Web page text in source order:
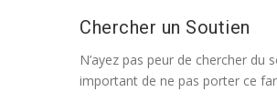
Chercher un Soutien
N’ayez pas peur de chercher
important de ne pas porter ce